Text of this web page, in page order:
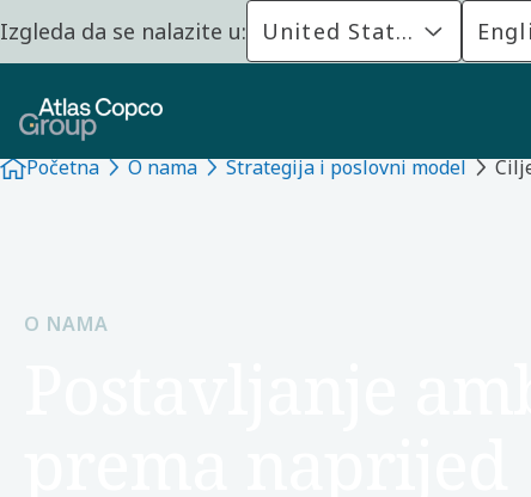
Izgleda da se nalazite u: United States
Početna O nama Strategija i poslovni model
O NAMA